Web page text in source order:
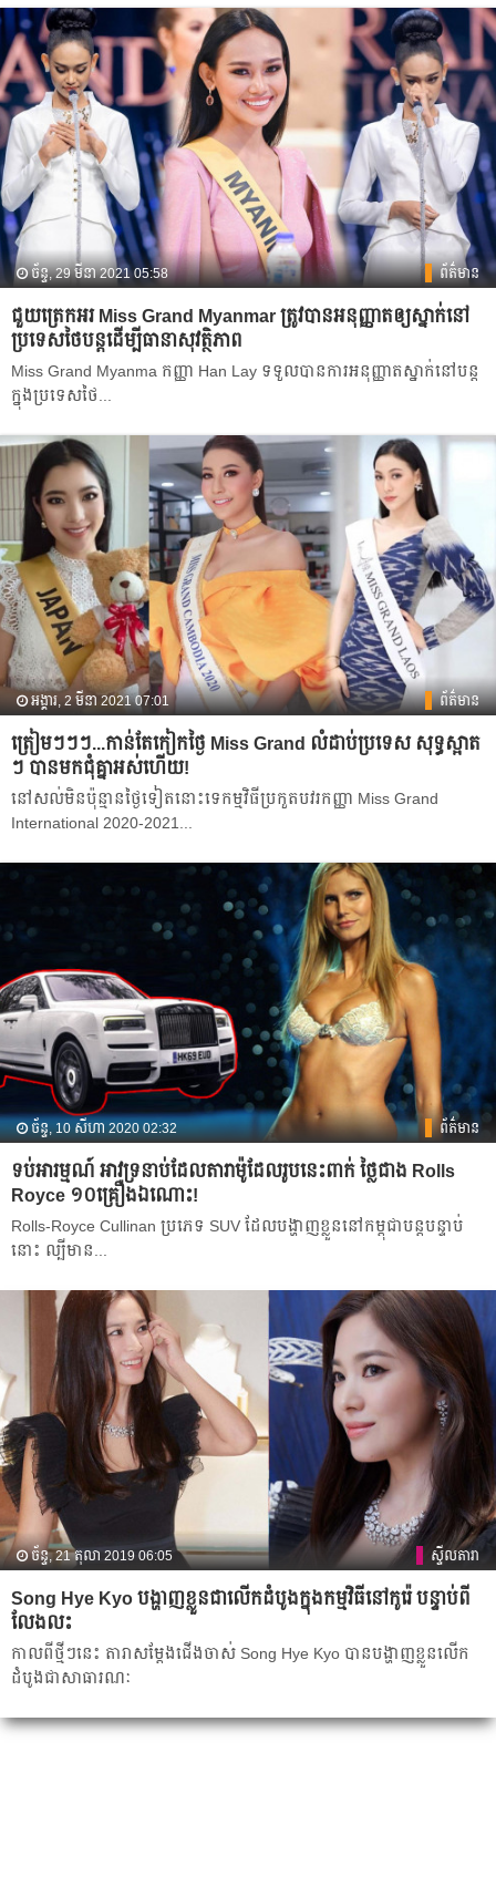
ច័ន្ទ, 29 មីនា 2021 05:58 ព័ត៌មាន
ជួយ​ត្រេក​អរ Miss Grand Myanmar ត្រូវ​បាន​អនុញ្ញាតឲ្យ​ស្នាក់នៅ
ប្រទេសថៃបន្តដើម្បី​ធានាសុវត្ថិភាព
Miss Grand Myanma កញ្ញា Han Lay ទទួលបានការអនុញ្ញាតស្នាក់នៅបន្ត
ក្នុងប្រទេសថៃ...
អង្គារ, 2 មីនា 2021 07:01 ព័ត៌មាន
ត្រៀមៗៗៗ...កាន់​តែ​កៀក​ថ្ងៃ Miss Grand លំដាប់​ប្រទេស សុទ្ធ​ស្អាត​
ៗ បាន​មក​ជុំ​គ្នា​អស់​ហើយ​!
នៅសល់មិនប៉ុន្មានថ្ងៃទៀតនោះទេកម្មវិធីប្រកួតបវរកញ្ញា Miss Grand
International 2020-2021...
ច័ន្ទ, 10 សីហា 2020 02:32 ព័ត៌មាន
ទប់​អារម្មណ៍ អាវ​ទ្រនាប់​ដែល​តារា​ម៉ូដែលរូប​នេះ​ពាក់ ថ្លៃ​ជាង​ Rolls
Royce ១០​គ្រឿង​ឯណោះ!
Rolls-Royce Cullinan ប្រភេទ SUV ដែល​បង្ហាញ​ខ្លួន​នៅ​កម្ពុជា​បន្ត​បន្ទាប់​
នោះ ល្បី​មាន​...
ច័ន្ទ, 21 តុលា 2019 06:05 ស្ទីលតារា
Song Hye Kyo បង្ហាញ​ខ្លួន​ជា​លើក​ដំបូង​ក្នុង​កម្មវិធី​នៅ​កូរ៉េ បន្ទាប់​ពី​
លែង​លះ
កាល​ពី​ថ្មី​ៗ​នេះ តារា​សម្ដែង​ជើង​ចាស់ Song Hye Kyo បាន​បង្ហាញ​ខ្លួន​លើក​
ដំបូង​ជា​សាធារណៈ​